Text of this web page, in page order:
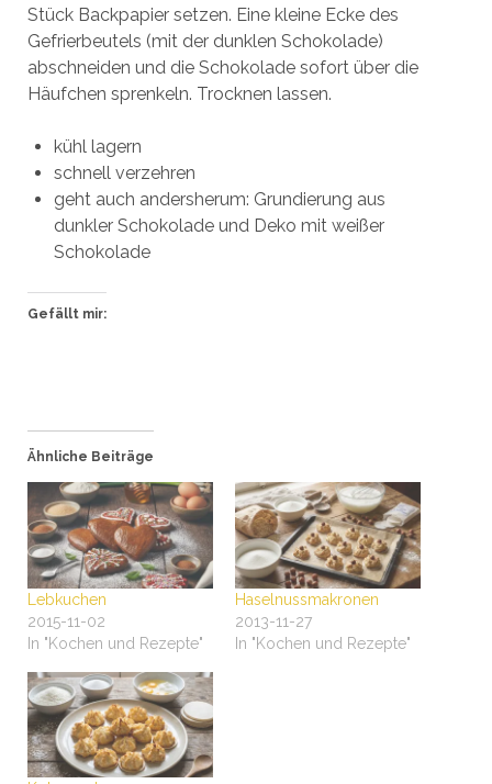
Stück Backpapier setzen. Eine kleine Ecke des
Gefrierbeutels (mit der dunklen Schokolade)
abschneiden und die Schokolade sofort über die
Häufchen sprenkeln. Trocknen lassen.
kühl lagern
schnell verzehren
geht auch andersherum: Grundierung aus
dunkler Schokolade und Deko mit weißer
Schokolade
Gefällt mir:
Ähnliche Beiträge
Lebkuchen
2015-11-02
In "Kochen und Rezepte"
Haselnussmakronen
2013-11-27
In "Kochen und Rezepte"